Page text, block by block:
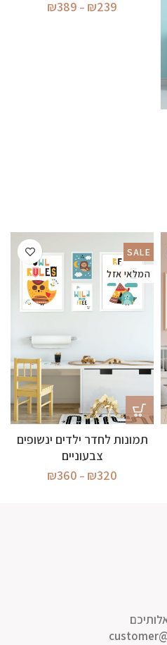
₪239
–
₪389
SALE
המלאי אזל
תמונות לחדר ילדים ינשופים
צבעוניים
₪320
–
₪360